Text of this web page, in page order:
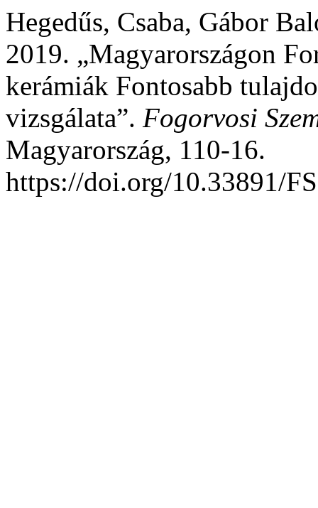
Hegedűs, Csaba, Gábor
2019. „Magyarországon
kerámiák Fontosabb
vizsgálata”. Fogorvosi
Magyarország, 110-16.
https://doi.org/10.33891/